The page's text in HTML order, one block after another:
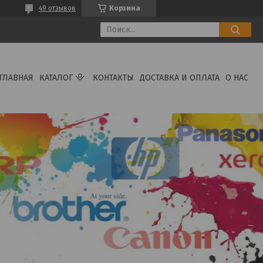
Корзина
49 отзывов
КАТАЛОГ КОНТАКТЫ ДОСТАВКА И ОПЛАТА О НАС